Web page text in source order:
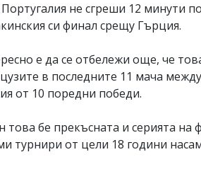
не сгреши 12 минути
си финал срещу Гърция.
е да се отбележи още, че
в последните 11 мача
от 10 поредни победи.
това бе прекъсната и серията на
турнири от цели 18 години